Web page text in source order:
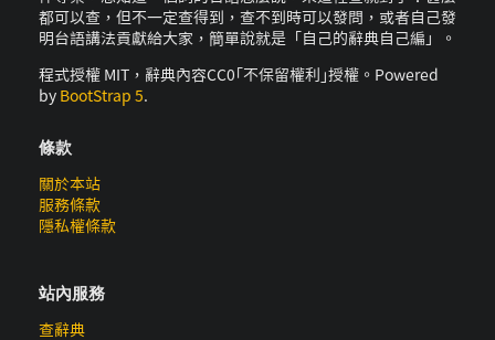
都可以查，但不一定查得到，查不到時可以發問，或者自己發
明台語講法貢獻給大家，簡單說就是「自己的辭典自己編」。
程式授權 MIT，辭典內容CC0｢不保留權利｣授權。Powered
by BootStrap 5.
條款
關於本站
服務條款
隱私權條款
站內服務
查辭典